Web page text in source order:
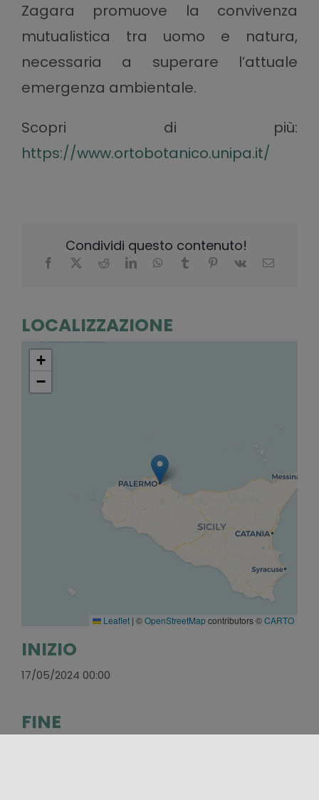
Zagara promuove la convivenza
mutualistica tra uomo e natura,
necessaria a superare l’attuale
emergenza ambientale.
Scopri di più:
https://www.ortobotanico.unipa.it/
Condividi questo contenuto!
LOCALIZZAZIONE
+
−
Leaflet | ©OpenStreetMapcontributors ©CARTO
INIZIO
17/05/2024 00:00
FINE